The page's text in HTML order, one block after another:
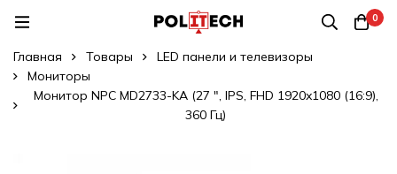
0
Главная Товары
LED панели и телевизоры
Мониторы
Монитор NPC MD2733-KA (27 ", IPS, FHD 1920x1080 (16:9),
360 Гц)